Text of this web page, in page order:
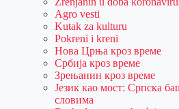
Agro vesti
Kutak za kulturu
Pokreni i kreni
Нова Црња кроз време
Србија кроз време
Зрењанин кроз време
Језик као мост: Српска
словима